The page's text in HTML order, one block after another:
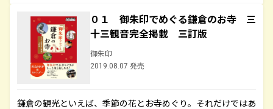
０１ 御朱印でめぐる鎌倉のお寺 三
十三観音完全掲載 三訂版
御朱印
2019.08.07 発売
鎌倉の観光といえば、季節の花とお寺めぐり。それだけではあ